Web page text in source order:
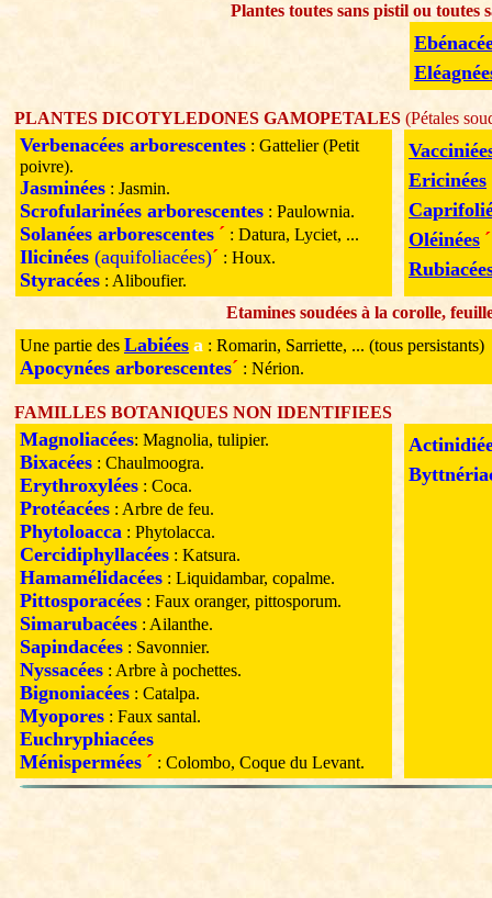
Plantes toutes sans pistil ou toutes
PLANTES DICOTYLEDONES GAMOPETALES (Pétales
Verbenacées arborescentes : Gattelier (Petit
poivre).
Jasminées : Jasmin.
Scrofularinées arborescentes : Paulownia.
Solanées arborescentes ´ : Datura, Lyciet, ...
Ilicinées (aquifoliacées)´ : Houx.
Styracées : Aliboufier.
Ericinées
Oléinées ´
Etamines soudées à la corolle,
Une partie des Labiées a : Romarin, Sarriette, ... (tous persistants)
Apocynées arborescentes´ : Nérion.
FAMILLES BOTANIQUES NON IDENTIFIEES
Magnoliacées: Magnolia, tulipier.
Bixacées : Chaulmoogra.
Erythroxylées : Coca.
Protéacées : Arbre de feu.
Phytoloacca : Phytolacca.
Cercidiphyllacées : Katsura.
Hamamélidacées : Liquidambar, copalme.
Pittosporacées : Faux oranger, pittosporum.
Simarubacées : Ailanthe.
Sapindacées : Savonnier.
Nyssacées : Arbre à pochettes.
Bignoniacées : Catalpa.
Myopores : Faux santal.
Euchryphiacées
Ménispermées ´ : Colombo, Coque du Levant.